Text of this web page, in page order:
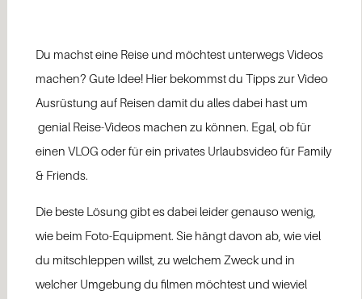
Du machst eine Reise und möchtest unterwegs Videos
machen? Gute Idee! Hier bekommst du Tipps zur Video
Ausrüstung auf Reisen damit du alles dabei hast um
genial Reise-Videos machen zu können. Egal, ob für
einen VLOG oder für ein privates Urlaubsvideo für Family
& Friends.
Die beste Lösung gibt es dabei leider genauso wenig,
wie beim Foto-Equipment. Sie hängt davon ab, wie viel
du mitschleppen willst, zu welchem Zweck und in
welcher Umgebung du filmen möchtest und wieviel